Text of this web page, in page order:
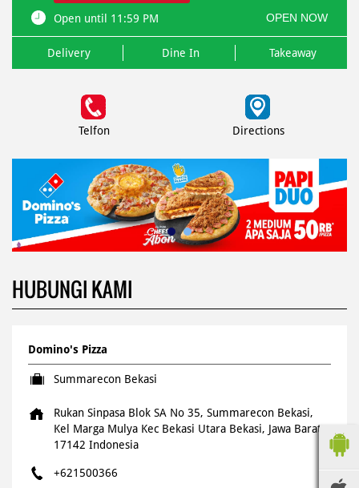
Open until 11:59 PM OPEN NOW
Delivery Dine In Takeaway
Telfon Directions
HUBUNGI KAMI
Domino's Pizza
Summarecon Bekasi
Rukan Sinpasa Blok SA No 35, Summarecon Bekasi,
Kel Marga Mulya Kec Bekasi Utara Bekasi, Jawa Barat
17142 Indonesia
+621500366